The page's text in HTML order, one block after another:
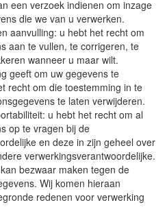
een verzoek indienen om inzage
die we van u verwerken.
aanvulling: u hebt het recht om
aan te vullen, te corrigeren, te
wanneer u maar wilt.
geeft om uw gegevens te
recht om die toestemming in te
te laten verwijderen.
u hebt het recht om al
op te vragen bij de
en deze in zijn geheel over
verwerkingsverantwoordelijke.
bezwaar maken tegen de
Wij komen hieraan
redenen voor verwerking